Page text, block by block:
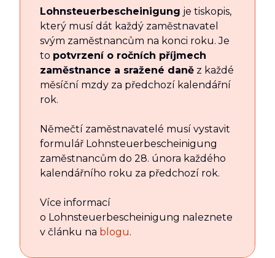
Lohnsteuerbescheinigung je tiskopis,
který musí dát každý zaměstnavatel
svým zaměstnancům na konci roku. Je
to potvrzení o ročních příjmech
zaměstnance a sražené daně z každé
měsíční mzdy za předchozí kalendářní
rok.
Němečtí zaměstnavatelé musí vystavit
formulář Lohnsteuerbescheinigung
zaměstnancům do 28. února každého
kalendářního roku za předchozí rok.
Více informací
o Lohnsteuerbescheinigung naleznete
v článku na blogu.